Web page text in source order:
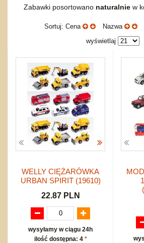
Torby, plecaki, portmonetki
Dźwiekowe
inne
Inne
Do ciągnięcia lub do pchania
Maty do zabawy
Pojazdy
Inne
Edukacyjne i puzzle
do siatkówki
do koszykówki
Akcesoria sportowe
Nowości
Zakupy hurtowe
Koszty przesyłki
Regulamin
Kontakt
Mapa produktów
Zabawki posortowano naturalniew
Sortuj: Cena Nazwa
wyświetlaj
WELLY CIĘŻARÓWKA
URBAN SPIRIT (19610)
22.87 PLN
wysyłamy w ciągu 24h
ilość dostępna: 4 *